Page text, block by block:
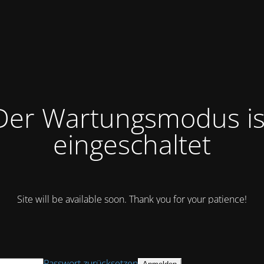
Wartungsmodus
eingeschaltet
Site will be available soon. Thank you for your patience!